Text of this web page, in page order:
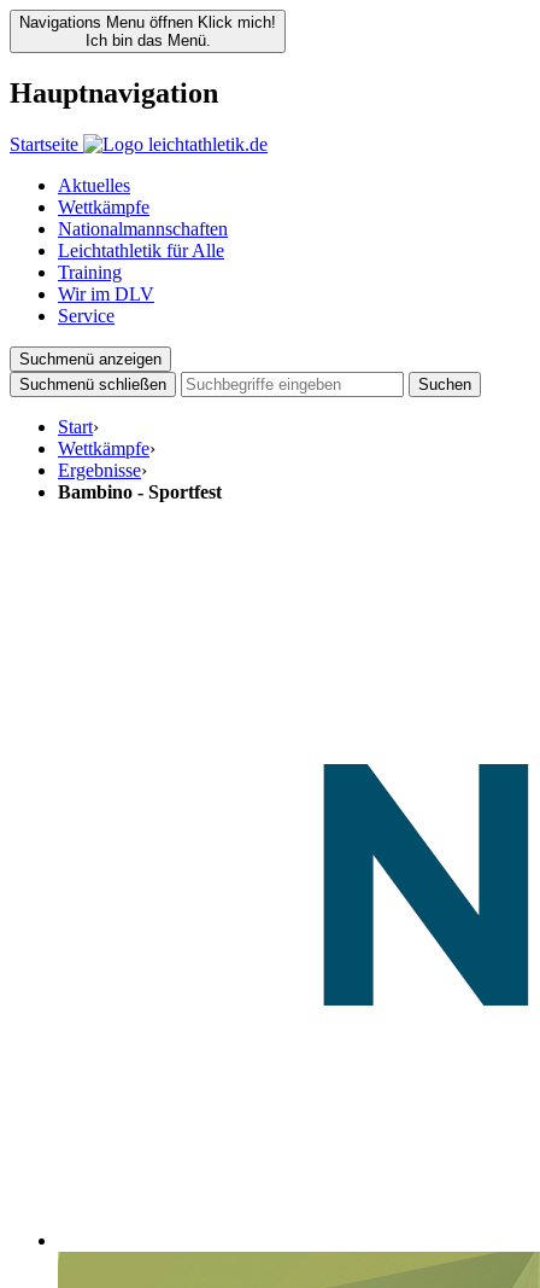
Navigations Menu öffnen Klick mich!
Ich bin das Menü.
Hauptnavigation
Startseite
Aktuelles
Wettkämpfe
Nationalmannschaften
Leichtathletik für Alle
Training
Wir im DLV
Service
Suchmenü anzeigen
Suchmenü schließen
Suchen
Start›
Wettkämpfe›
Ergebnisse›
Bambino - Sportfest